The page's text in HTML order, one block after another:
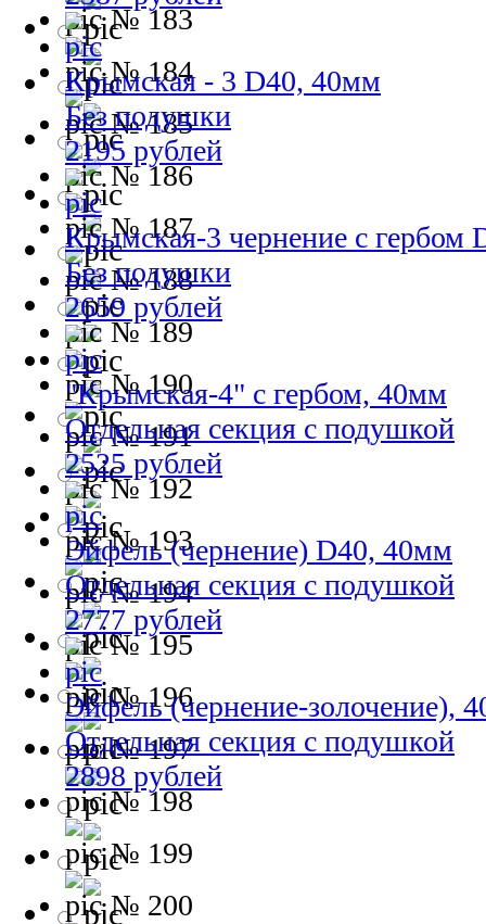
№ 183
№ 184
№ 185
№ 186
№ 187
№ 188
№ 189
№ 190
№ 191
№ 192
№ 193
№ 194
№ 195
№ 196
№ 197
№ 198
№ 199
№ 200
Крымская - 3 D40, 40мм
Без подушки
2195 рублей
Крымская-3 чернение с гербом
Без подушки
2659 рублей
"Крымская-4" с гербом, 40мм
Отдельная секция с подушкой
2525 рублей
Эйфель (чернение) D40, 40мм
Отдельная секция с подушкой
2777 рублей
Эйфель (чернение-золочение),
Отдельная секция с подушкой
2898 рублей